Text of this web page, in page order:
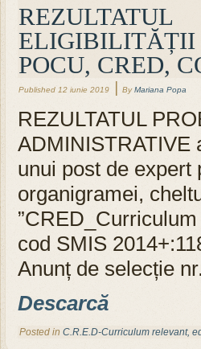
POCU, CRED,
Published 12 iunie 2019 By Mariana Popa
REZULTATUL
ADMINISTRATIVE
unui post de expert
organigramei,
cod SMIS
Anunț de selecție
Descarcă
Posted in C.R.E.D-Curriculum relevant,